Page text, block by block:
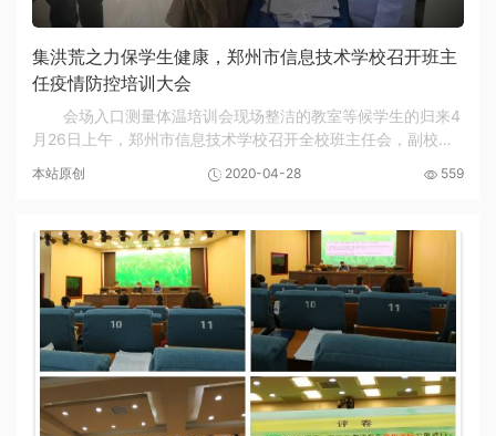
集洪荒之力保学生健康，郑州市信息技术学校召开班主
任疫情防控培训大会
会场入口测量体温培训会现场整洁的教室等候学生的归来4
月26日上午，郑州市信息技术学校召开全校班主任会，副校长
培训。 会议开始前，班主任们带好口罩，在会...
本站原创 2020-04-28 559